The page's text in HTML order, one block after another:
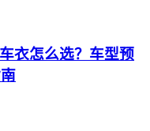
衣怎么选？车型预